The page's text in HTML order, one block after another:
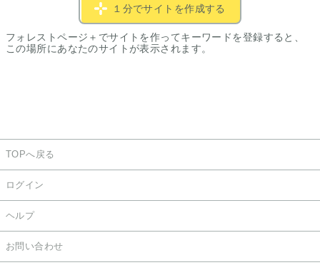
１分でサイトを作成する
フォレストページ＋でサイトを作ってキーワードを登録すると、
この場所にあなたのサイトが表示されます。
TOPへ戻る
ログイン
ヘルプ
お問い合わせ